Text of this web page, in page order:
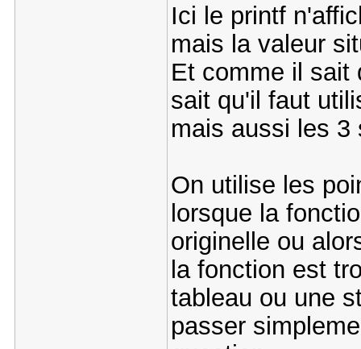
Ici le printf
mais la valeur
Et comme il sait
sait qu'il faut
mais aussi les 3
On utilise les
lorsque la
originelle ou
la fonction est
tableau ou une
passer